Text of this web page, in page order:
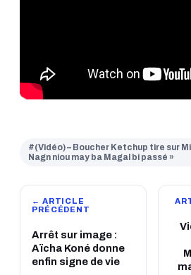
#(Vidéo) – Boucher Ketchup tire sur
Nagn niou may ba Magal bi passé »
← ARTICLE
PRÉCÉDENT
Arrêt sur image :
Aïcha Koné donne
enfin signe de vie